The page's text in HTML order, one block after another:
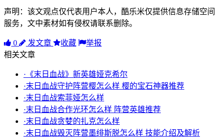
声明：该文观点仅代表用户本人，酷乐米仅提供信息存储空间
服务，文中素材如有侵权请联系删除。
0 发文章 收藏
举报
相关文章
·《末日血战》新英雄娅克希尔
·末日血战守护阵营樱怎么样 樱的宝石神器推荐
·末日血战索菲娅怎么样
·末日血战合作光环怎么样 阵营英雄推荐
·末日血战贪婪的扎克怎么样
·末日血战毁灭阵营墨绯斯脱怎么样 技能介绍及解析